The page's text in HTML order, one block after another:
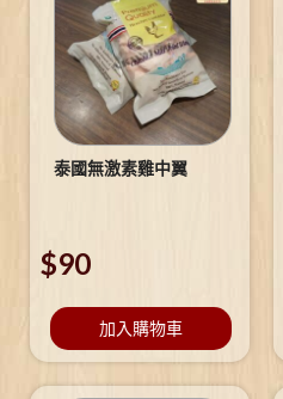
泰國無激素雞中翼
$90
加入購物車